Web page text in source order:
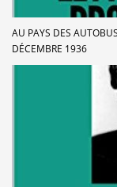
AU PAYS DES
DÉCEMBRE 1936